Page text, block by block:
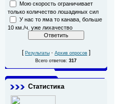
Мою скорость ограничивает
только количество лошадиных сил
У нас то яма то канава, больше
10 км./ч. уже лихачество
[ Результаты · Архив опросов ]
Всего ответов:317
Статистика